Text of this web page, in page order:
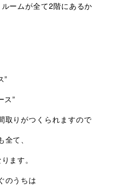
ームが全て2階にあるか
”
ス”
取りがつくられますので
て、
ます。
のうちは